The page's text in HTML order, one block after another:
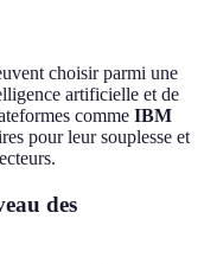
choisir parmi une
artificielle et de
comme IBM
pour leur souplesse et
des